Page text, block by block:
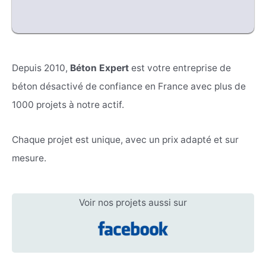
Depuis 2010, Béton Expert est votre entreprise de
béton désactivé de confiance en France avec plus de
1000 projets à notre actif.
Chaque projet est unique, avec un prix adapté et sur
mesure.
Voir nos projets aussi sur